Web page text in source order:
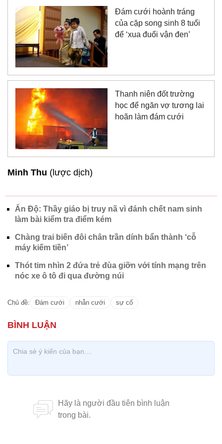
Đám cưới hoành tráng
của cặp song sinh 8 tuổi
để ‘xua đuổi vận đen’
Thanh niên đốt trường
học để ngăn vợ tương lai
hoãn làm đám cưới
Minh Thu (lược dịch)
Ấn Độ: Thầy giáo bị truy nã vì đánh chết nam sinh
làm bài kiểm tra điểm kém
Chàng trai biến đôi chân trần dính bẩn thành ‘cỗ
máy kiếm tiền’
Thót tim nhìn 2 đứa trẻ đùa giỡn với tính mạng trên
nóc xe ô tô đi qua đường núi
Chủ đề: Đám cưới nhẫn cưới sự cố